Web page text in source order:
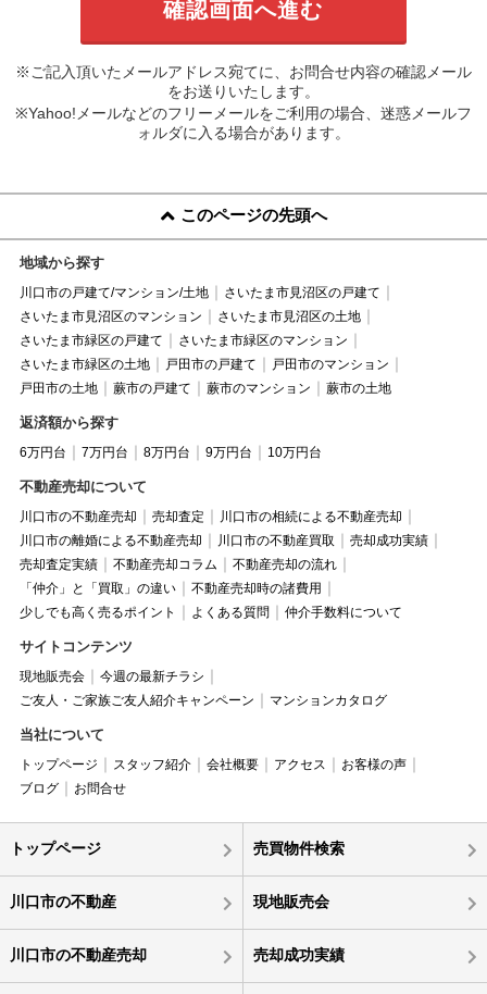
※ご記入頂いたメールアドレス宛てに、お問合せ内容の確認メール
をお送りいたします。
※Yahoo!メールなどのフリーメールをご利用の場合、迷惑メールフ
ォルダに入る場合があります。
このページの先頭へ
地域から探す
川口市の戸建て/マンション/土地
さいたま市見沼区の戸建て
さいたま市見沼区のマンション
さいたま市見沼区の土地
さいたま市緑区の戸建て
さいたま市緑区のマンション
さいたま市緑区の土地
戸田市の戸建て
戸田市のマンション
戸田市の土地
蕨市の戸建て 蕨市のマンション 蕨市の土地
返済額から探す
6万円台 7万円台 8万円台 9万円台 10万円台
不動産売却について
川口市の不動産売却 売却査定
川口市の相続による不動産売却
川口市の離婚による不動産売却
川口市の不動産買取
売却成功実績
売却査定実績
不動産売却コラム
不動産売却の流れ
「仲介」と「買取」の違い
不動産売却時の諸費用
少しでも高く売るポイント
よくある質問 仲介手数料について
サイトコンテンツ
現地販売会
今週の最新チラシ
ご友人・ご家族ご友人紹介キャンペーン
マンションカタログ
当社について
トップページ スタッフ紹介 会社概要 アクセス
お客様の声
ブログ
お問合せ
トップページ 売買物件検索
川口市の不動産 現地販売会
川口市の不動産売却 売却成功実績